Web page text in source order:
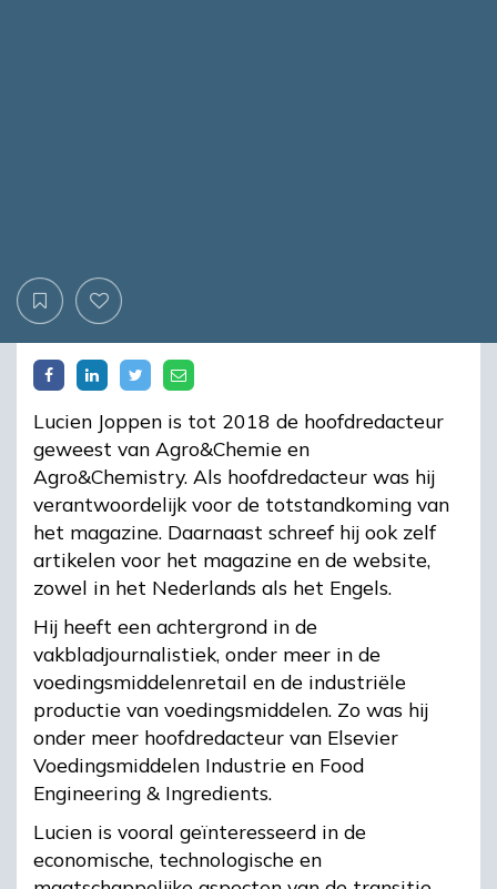
Lucien Joppen is tot 2018 de hoofdredacteur
geweest van Agro&Chemie en
Agro&Chemistry. Als hoofdredacteur was hij
verantwoordelijk voor de totstandkoming van
het magazine. Daarnaast schreef hij ook zelf
artikelen voor het magazine en de website,
zowel in het Nederlands als het Engels.
Hij heeft een achtergrond in de
vakbladjournalistiek, onder meer in de
voedingsmiddelenretail en de industriële
productie van voedingsmiddelen. Zo was hij
onder meer hoofdredacteur van Elsevier
Voedingsmiddelen Industrie en Food
Engineering & Ingredients.
Lucien is vooral geïnteresseerd in de
economische, technologische en